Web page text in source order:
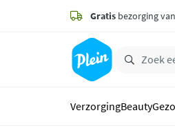
zoeken
hoofdinhoud
Gratis bezorging
VerzorgingBeauty